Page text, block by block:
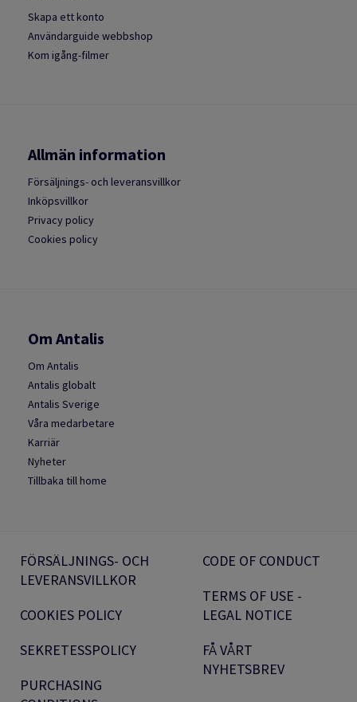
Skapa ett konto
Användarguide webbshop
Kom igång-filmer
Allmän information
Försäljnings- och leveransvillkor
Inköpsvillkor
Privacy policy
Cookies policy
Om Antalis
Om Antalis
Antalis globalt
Antalis Sverige
Våra medarbetare
Karriär
Nyheter
Tillbaka till home
FÖRSÄLJNINGS- OCH
LEVERANSVILLKOR
COOKIES POLICY
SEKRETESSPOLICY
PURCHASING
CODE OF CONDUCT
TERMS OF USE -
LEGAL NOTICE
FÅ VÅRT
NYHETSBREV